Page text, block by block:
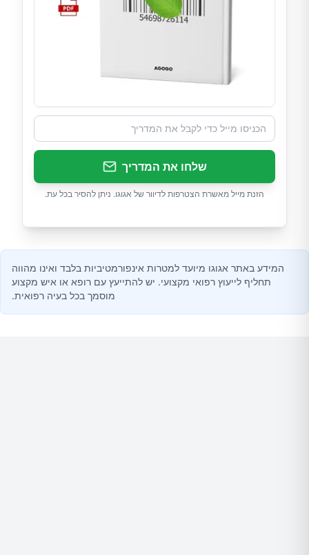
שלחו את המדריך
הזנת מייל מאשרת הצטרפות לדיוור של אגוגו. ניתן להסיר בכל עת.
המידע באתר אגוגו מיועד למטרות אינפורמטיביות בלבד ואינו מהווה
תחליף לייעוץ רפואי מקצועי. יש להתייעץ עם רופא או איש מקצוע
מוסמך בכל בעיה רפואית.